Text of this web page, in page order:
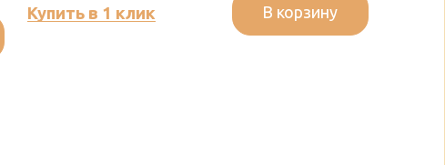
Купить в 1 клик В корзину